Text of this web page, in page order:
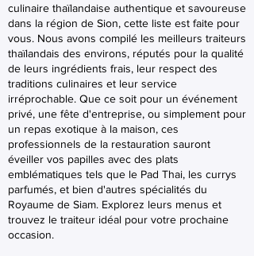
culinaire thaïlandaise authentique et savoureuse
dans la région de Sion, cette liste est faite pour
vous. Nous avons compilé les meilleurs traiteurs
thaïlandais des environs, réputés pour la qualité
de leurs ingrédients frais, leur respect des
traditions culinaires et leur service
irréprochable. Que ce soit pour un événement
privé, une fête d'entreprise, ou simplement pour
un repas exotique à la maison, ces
professionnels de la restauration sauront
éveiller vos papilles avec des plats
emblématiques tels que le Pad Thai, les currys
parfumés, et bien d'autres spécialités du
Royaume de Siam. Explorez leurs menus et
trouvez le traiteur idéal pour votre prochaine
occasion.